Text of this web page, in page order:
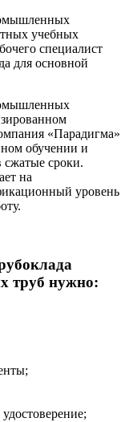
учебных
специалист
для основной
«Парадигма»
обучении и
сжатые сроки.
на
уровень
труб нужно: